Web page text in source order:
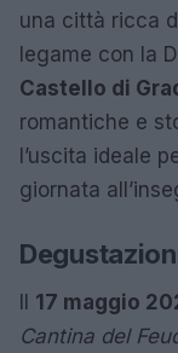
una città ricca
legame con la
Castello di
romantiche e
l’uscita ideale
giornata
Il 17 maggio
Cantina del